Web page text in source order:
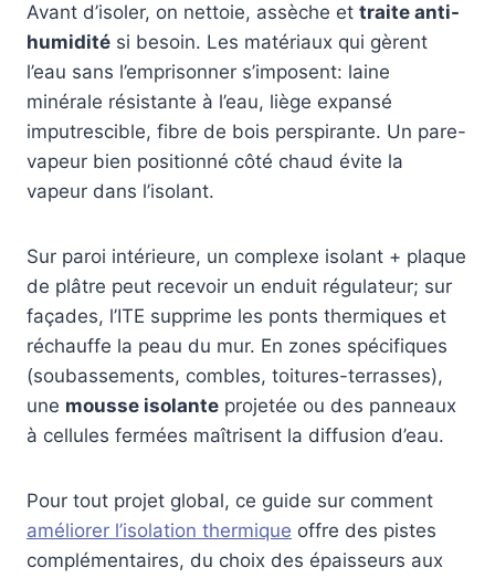
Avant d’isoler, on nettoie, assèche et traite anti-
humidité si besoin. Les matériaux qui gèrent
l’eau sans l’emprisonner s’imposent: laine
minérale résistante à l’eau, liège expansé
imputrescible, fibre de bois perspirante. Un pare-
vapeur bien positionné côté chaud évite la
vapeur dans l’isolant.
Sur paroi intérieure, un complexe isolant + plaque
de plâtre peut recevoir un enduit régulateur; sur
façades, l’ITE supprime les ponts thermiques et
réchauffe la peau du mur. En zones spécifiques
(soubassements, combles, toitures-terrasses),
une mousse isolante projetée ou des panneaux
à cellules fermées maîtrisent la diffusion d’eau.
Pour tout projet global, ce guide sur comment
améliorer l’isolation thermique offre des pistes
complémentaires, du choix des épaisseurs aux